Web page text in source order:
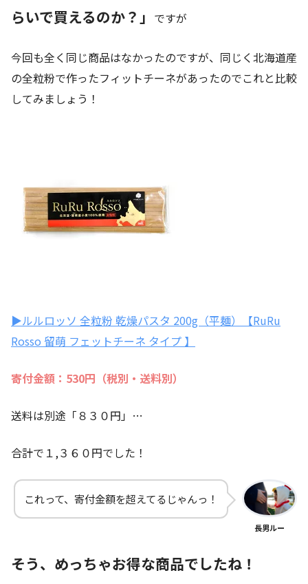
らいで買えるのか？」 ですが
今回も全く同じ商品はなかったのですが、同じく北海道産
の全粒粉で作ったフィットチーネがあったのでこれと比較
してみましょう！
▶ルルロッソ 全粒粉 乾燥パスタ 200g（平麺）【RuRu
Rosso 留萌 フェットチーネ タイプ 】
寄付金額：530円（税別・送料別）
送料は別途「８３０円」…
合計で１,３６０円でした！
これって、寄付金額を超えてるじゃんっ！
長男ルー
そう、めっちゃお得な商品でしたね！